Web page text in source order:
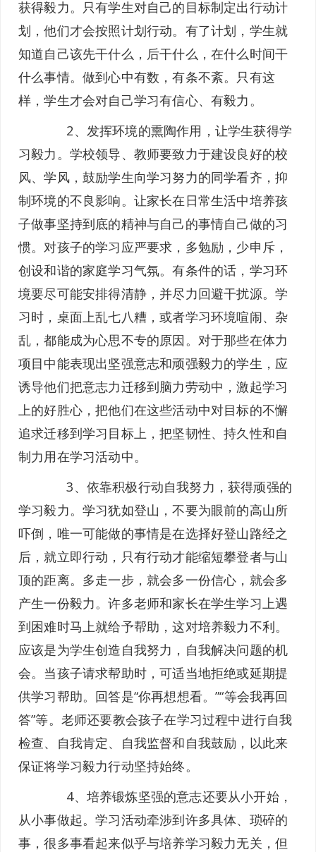
获得毅力。只有学生对自己的目标制定出行动计
划，他们才会按照计划行动。有了计划，学生就
知道自己该先干什么，后干什么，在什么时间干
什么事情。做到心中有数，有条不紊。只有这
样，学生才会对自己学习有信心、有毅力。
2、发挥环境的熏陶作用，让学生获得学
习毅力。学校领导、教师要致力于建设良好的校
风、学风，鼓励学生向学习努力的同学看齐，抑
制环境的不良影响。让家长在日常生活中培养孩
子做事坚持到底的精神与自己的事情自己做的习
惯。对孩子的学习应严要求，多勉励，少申斥，
创设和谐的家庭学习气氛。有条件的话，学习环
境要尽可能安排得清静，并尽力回避干扰源。学
习时，桌面上乱七八糟，或者学习环境喧闹、杂
乱，都能成为心思不专的原因。对于那些在体力
项目中能表现出坚强意志和顽强毅力的学生，应
诱导他们把意志力迁移到脑力劳动中，激起学习
上的好胜心，把他们在这些活动中对目标的不懈
追求迁移到学习目标上，把坚韧性、持久性和自
制力用在学习活动中。
3、依靠积极行动自我努力，获得顽强的
学习毅力。学习犹如登山，不要为眼前的高山所
吓倒，唯一可能做的事情是在选择好登山路经之
后，就立即行动，只有行动才能缩短攀登者与山
顶的距离。多走一步，就会多一份信心，就会多
产生一份毅力。许多老师和家长在学生学习上遇
到困难时马上就给予帮助，这对培养毅力不利。
应该是为学生创造自我努力，自我解决问题的机
会。当孩子请求帮助时，可适当地拒绝或延期提
供学习帮助。回答是“你再想想看。”“等会我再回
答”等。老师还要教会孩子在学习过程中进行自我
检查、自我肯定、自我监督和自我鼓励，以此来
保证将学习毅力行动坚持始终。
4、培养锻炼坚强的意志还要从小开始，
从小事做起。学习活动牵涉到许多具体、琐碎的
事，很多事看起来似乎与培养学习毅力无关，但